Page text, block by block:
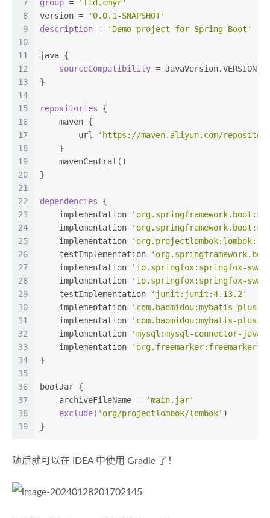
7
8
9
10
11
12
13
14
15
16
17
18
19
20
21
22
23
24
25
26
27
28
29
30
31
32
33
34
35
36
37
38
39
group =
'ltd.cmyr'
version =
'0.0.1-SNAPSHOT'
description = 'Demo project for Spring Boot'
java {
sourceCompatibility =
}
repositories {
    maven {
        url
'https://maven.aliyun.com/
    }
    mavenCentral()
}
dependencies {
    implementation
    implementation
    implementation
    testImplementation
    implementation
'io.springfox:springfox-
    implementation
'io.springfox:springfox-
    testImplementation
'junit:junit:4.13.2'
    implementation
'com.baomidou:mybatis-
    implementation
'com.baomidou:mybatis-plus-
    implementation
'mysql:mysql-connector-
    implementation
}
bootJar {
    archiveFileName =
'main.jar'
exclude( 'org/projectlombok/lombok' )
}
随后就可以在 IDEA 中使用 Gradle 了！